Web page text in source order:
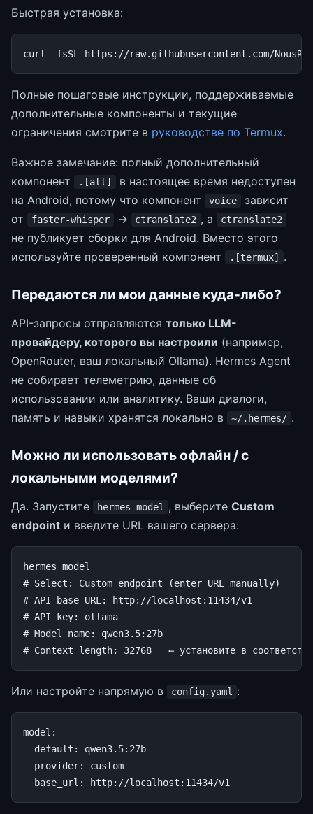
Быстрая установка:
curl -fsSL https://raw.githubusercontent.com/
Полные пошаговые инструкции, поддерживаемые
дополнительные компоненты и текущие
ограничения смотрите в руководстве по Termux.
Важное замечание: полный дополнительный
компонент
.[all]
в настоящее время недоступен
на Android, потому что компонент
voice
зависит
от
faster-whisper → ctranslate2 , а ctranslate2
не публикует сборки для Android. Вместо этого
используйте проверенный компонент
.[termux] .
Передаются ли мои данные куда-либо?
API-запросы отправляются только LLM-
провайдеру, которого вы настроили (например,
OpenRouter, ваш локальный Ollama). Hermes Agent
не собирает телеметрию, данные об
использовании или аналитику. Ваши диалоги,
память и навыки хранятся локально в
~/.hermes/ .
Можно ли использовать офлайн / с
локальными моделями?
Да. Запустите hermes model , выберите Custom
endpoint и введите URL вашего сервера:
hermes
# Select: Custom endpoint (enter URL manually)
# API base URL: http://localhost:11434/v1
# API key: ollama
# Model name: qwen3.5:27b
# Context length: 32768   ← установите в
Или настройте напрямую в config.yaml :
model :
default :
qwen3.5:27b
provider:
custom
base_url : http://localhost:11434/v1